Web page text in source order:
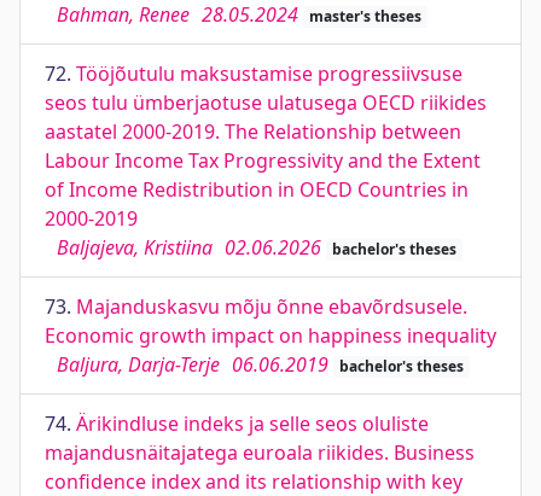
Bahman, Renee 28.05.2024 master's theses
72. Tööjõutulu maksustamise progressiivsuse
seos tulu ümberjaotuse ulatusega OECD riikides
aastatel 2000-2019. The Relationship between
Labour Income Tax Progressivity and the Extent
of Income Redistribution in OECD Countries in
2000-2019
Baljajeva, Kristiina 02.06.2026 bachelor's theses
73. Majanduskasvu mõju õnne ebavõrdsusele.
Economic growth impact on happiness inequality
Baljura, Darja-Terje 06.06.2019 bachelor's theses
74. Ärikindluse indeks ja selle seos oluliste
majandusnäitajatega euroala riikides. Business
confidence index and its relationship with key